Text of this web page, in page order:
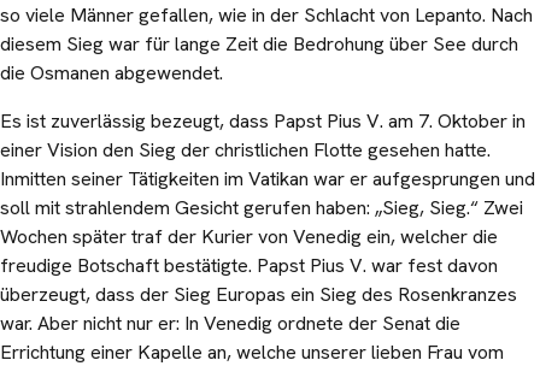
so viele Männer gefallen, wie in der Schlacht von Lepanto. Nach
diesem Sieg war für lange Zeit die Bedrohung über See durch
die Osmanen abgewendet.
Es ist zuverlässig bezeugt, dass Papst Pius V. am 7. Oktober in
einer Vision den Sieg der christlichen Flotte gesehen hatte.
Inmitten seiner Tätigkeiten im Vatikan war er aufgesprungen und
soll mit strahlendem Gesicht gerufen haben: „Sieg, Sieg.“ Zwei
Wochen später traf der Kurier von Venedig ein, welcher die
freudige Botschaft bestätigte. Papst Pius V. war fest davon
überzeugt, dass der Sieg Europas ein Sieg des Rosenkranzes
war. Aber nicht nur er: In Venedig ordnete der Senat die
Errichtung einer Kapelle an, welche unserer lieben Frau vom